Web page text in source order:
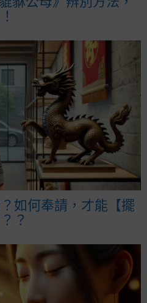
如何奉請，才能【擺
？